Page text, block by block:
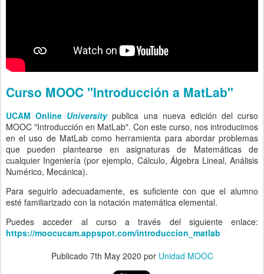
Curso MOOC "Introducción a MatLab"
UCAM Online Universitypublica una nueva edición del curso
MOOC "Introducción en MatLab". Con este curso, nos introducimos
en el uso de MatLab como herramienta para abordar problemas
que pueden plantearse en asignaturas de Matemáticas de
cualquier Ingeniería (por ejemplo, Cálculo, Álgebra Lineal, Análisis
Numérico, Mecánica).
Para seguirlo adecuadamente, es suficiente con que el alumno
esté familiarizado con la notación matemática elemental.
Puedes acceder al curso a través del siguiente enlace:
https://moocucam.appspot.com/introduccion_matlab
Publicado 7th May 2020 por Unidad MOOC